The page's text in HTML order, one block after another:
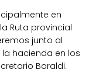
en
Ruta provincial
junto al
hacienda en los
Baraldi.